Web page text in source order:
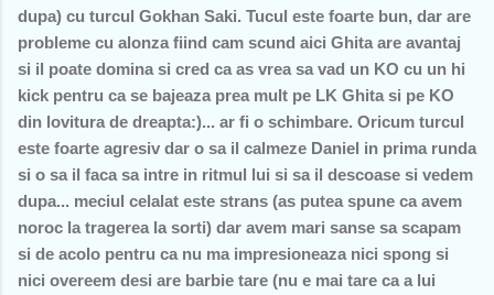
dupa) cu turcul Gokhan Saki. Tucul este foarte bun, dar are
probleme cu alonza fiind cam scund aici Ghita are avantaj
si il poate domina si cred ca as vrea sa vad un KO cu un hi
kick pentru ca se bajeaza prea mult pe LK Ghita si pe KO
din lovitura de dreapta:)... ar fi o schimbare. Oricum turcul
este foarte agresiv dar o sa il calmeze Daniel in prima runda
si o sa il faca sa intre in ritmul lui si sa il descoase si vedem
dupa... meciul celalat este strans (as putea spune ca avem
noroc la tragerea la sorti) dar avem mari sanse sa scapam
si de acolo pentru ca nu ma impresioneaza nici spong si
nici overeem desi are barbie tare (nu e mai tare ca a lui